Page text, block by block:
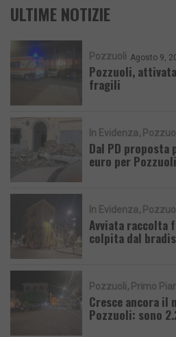
ULTIME NOTIZIE
Pozzuoli Agosto 9,
Pozzuoli,
fragili
In Evidenza
Dal PD
euro per Pozzuoli
In Evidenza
Avviata raccolta
colpita dal
Pozzuoli Primo
Cresce ancora
Pozzuoli: sono